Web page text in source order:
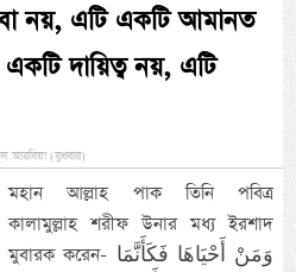
নয়, এটি একটি আমানত
দায়িত্ব নয়, এটি
(বুধবার)
মহান আল্লাহ পাক তিনি পবিত্র
কালামুল্লাহ শরীফ উনার মধ্য ইরশাদ
মুবারক করেন- وَمَنْ أَحْيَاهَا فَكَأَنَّمَا